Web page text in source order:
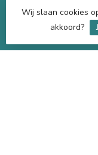
Wij slaan cookies
akkoord?